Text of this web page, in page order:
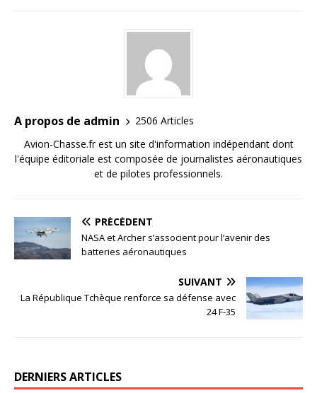
A propos de admin
2506 Articles
Avion-Chasse.fr est un site d'information indépendant dont
l'équipe éditoriale est composée de journalistes aéronautiques
et de pilotes professionnels.
PRÉCÉDENT
NASA et Archer s’associent pour l’avenir des
batteries aéronautiques
SUIVANT
La République Tchèque renforce sa défense avec
24 F-35
DERNIERS ARTICLES